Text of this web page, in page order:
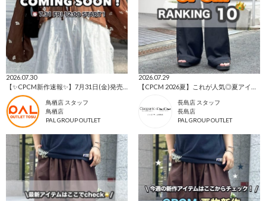
2026.07.30
鳥栖店 スタッフ
鳥栖店
PAL GROUP OUTLET
2026.07.29
長島店 スタッフ
長島店
PAL GROUP OUTLET